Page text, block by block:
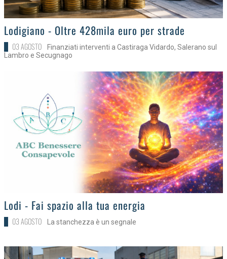
>Lodigiano - Oltre 428mila euro per strade
03 AGOSTO
Finanziati interventi a Castiraga Vidardo, Salerano sul
Lambro e Secugnago
>Lodi - Fai spazio alla tua energia
03 AGOSTO La stanchezza è un segnale